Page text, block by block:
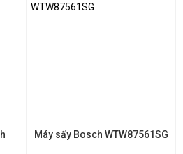
minh cho mọi gia đình.
Máy sấy Bosch WTW87561SG